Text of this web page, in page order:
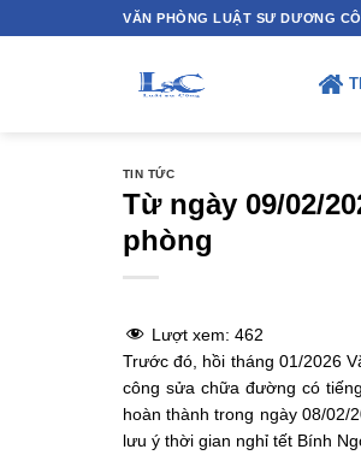
to
VĂN PHÒNG LUẬT SƯ DƯƠNG
TIN TỨC
Từ ngày 09/02/
phòng
Lượt xem: 462
Trước đó, hồi tháng 01/2026
công sửa chữa đường có
hoàn thành trong ngày 08/02/
lưu ý thời gian nghỉ tết Bính